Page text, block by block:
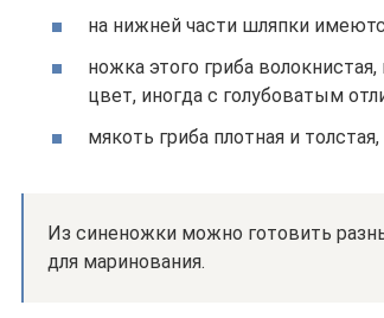
на нижней части шляпки
ножка этого гриба
цвет, иногда с голубоватым
мякоть гриба плотная и
Из синеножки можно готовить
для маринования.